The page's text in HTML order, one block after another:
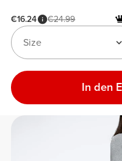
€16.24 €24.99
Size
In den